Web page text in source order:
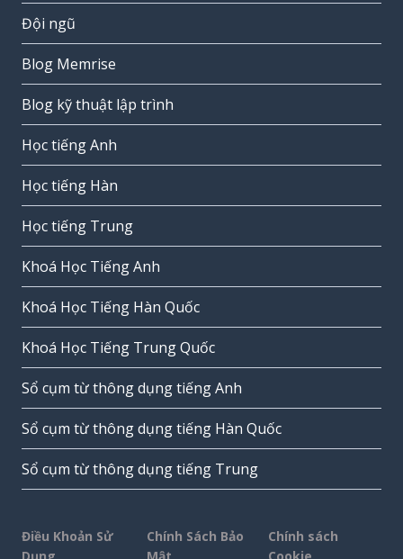
Đội ngũ
Blog Memrise
Blog kỹ thuật lập trình
Học tiếng Anh
Học tiếng Hàn
Học tiếng Trung
Khoá Học Tiếng Anh
Khoá Học Tiếng Hàn Quốc
Khoá Học Tiếng Trung Quốc
Sổ cụm từ thông dụng tiếng Anh
Sổ cụm từ thông dụng tiếng Hàn Quốc
Sổ cụm từ thông dụng tiếng Trung
Điều Khoản Sử
Chính Sách Bảo
Chính sách